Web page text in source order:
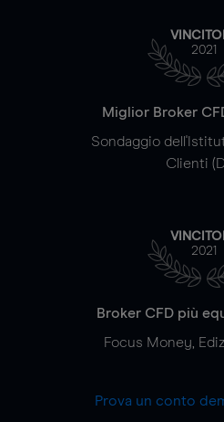
2021
Miglior Broker
Sondaggio
Clienti
2021
Broker CFD più
Focus Money,
Prova un conto